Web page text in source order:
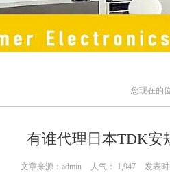
您现在的
有谁代理日本TDK安
文章来源：admin 人气： 1,947 发表